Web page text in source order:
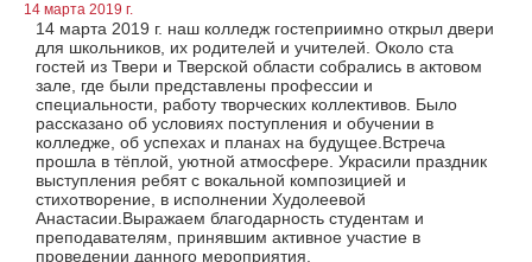
14 марта 2019 г.
14 марта 2019 г. наш колледж гостеприимно открыл двери
для школьников, их родителей и учителей. Около ста
гостей из Твери и Тверской области собрались в актовом
зале, где были представлены профессии и
специальности, работу творческих коллективов. Было
рассказано об условиях поступления и обучении в
колледже, об успехах и планах на будущее.Встреча
прошла в тёплой, уютной атмосфере. Украсили праздник
выступления ребят с вокальной композицией и
стихотворение, в исполнении Худолеевой
Анастасии.Выражаем благодарность студентам и
преподавателям, принявшим активное участие в
проведении данного мероприятия.